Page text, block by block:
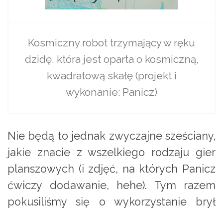
Kosmiczny robot trzymający w ręku
dzidę, która jest oparta o kosmiczną,
kwadratową skałę (projekt i
wykonanie: Panicz)
Nie będą to jednak zwyczajne sześciany,
jakie znacie z wszelkiego rodzaju gier
planszowych (i zdjęć, na których Panicz
ćwiczy dodawanie, hehe). Tym razem
pokusiliśmy się o wykorzystanie brył